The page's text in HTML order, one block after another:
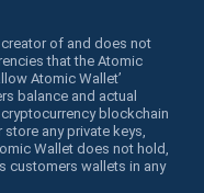
of and does not
that the Atomic
Atomic Wallet’
balance and actual
blockchain
any private keys,
Wallet does not hold,
customers wallets in any